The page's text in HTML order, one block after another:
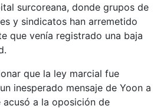
surcoreana, donde grupos de
y sindicatos han arremetido
que venía registrado una baja
que la ley marcial fue
inesperado mensaje de Yoon a
acusó a la oposición de